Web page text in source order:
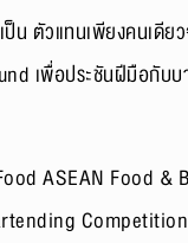
ป็น ตัวแทนเพียงคนเดีย
เพื่อประชันฝีมือกับบ
ASEAN Food &